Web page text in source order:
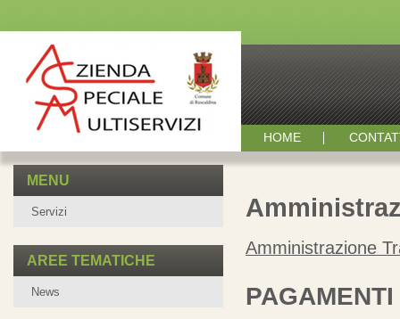
HOME
MENU
Servizi
AREE TEMATICHE
News
Amministrazione